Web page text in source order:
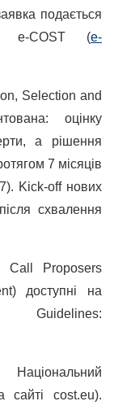
подається
e-COST (e-
Selection and
оцінку
а рішення
7 місяців
Kick-off нових
схвалення
Call Proposers
доступні на
сайті cost.eu).